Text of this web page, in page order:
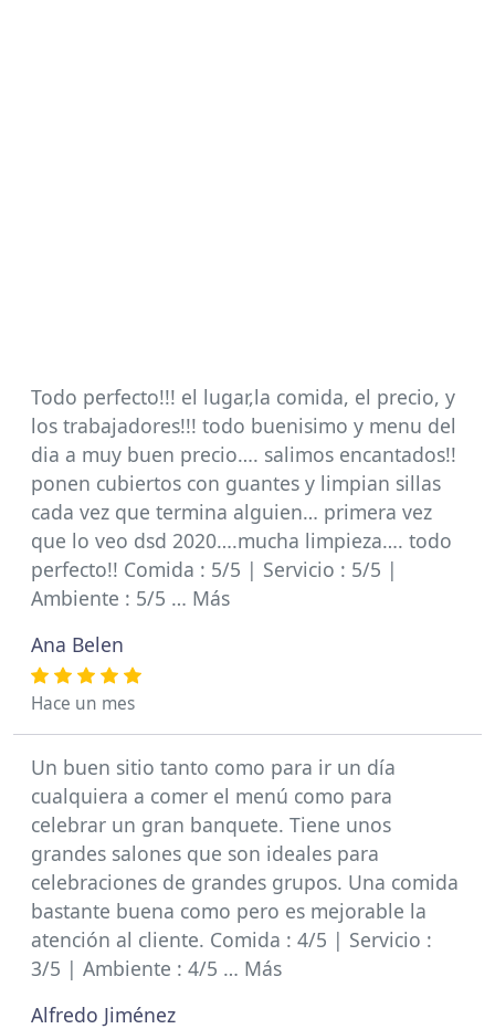
Todo perfecto!!! el lugar,la comida, el precio, y
los trabajadores!!! todo buenisimo y menu del
dia a muy buen precio…. salimos encantados!!
ponen cubiertos con guantes y limpian sillas
cada vez que termina alguien… primera vez
que lo veo dsd 2020….mucha limpieza…. todo
perfecto!! Comida : 5/5 | Servicio : 5/5 |
Ambiente : 5/5 … Más
Ana Belen
Hace un mes
Un buen sitio tanto como para ir un día
cualquiera a comer el menú como para
celebrar un gran banquete. Tiene unos
grandes salones que son ideales para
celebraciones de grandes grupos. Una comida
bastante buena como pero es mejorable la
atención al cliente. Comida : 4/5 | Servicio :
3/5 | Ambiente : 4/5 … Más
Alfredo Jiménez